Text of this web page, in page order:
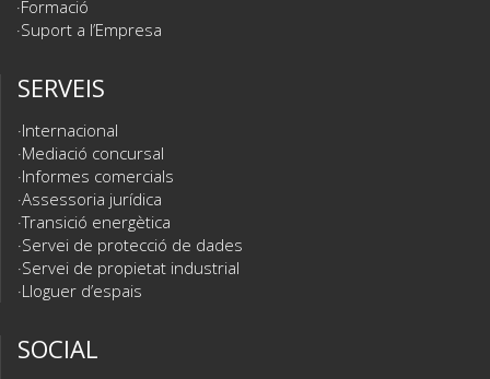
Formació
Suport a l’Empresa
SERVEIS
Internacional
Mediació concursal
Informes comercials
Assessoria jurídica
Transició energètica
Servei de protecció de dades
Servei de propietat industrial
Lloguer d’espais
SOCIAL